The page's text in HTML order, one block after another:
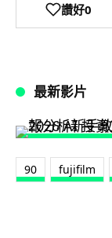
讚好0
最新影片
90 fujifilm